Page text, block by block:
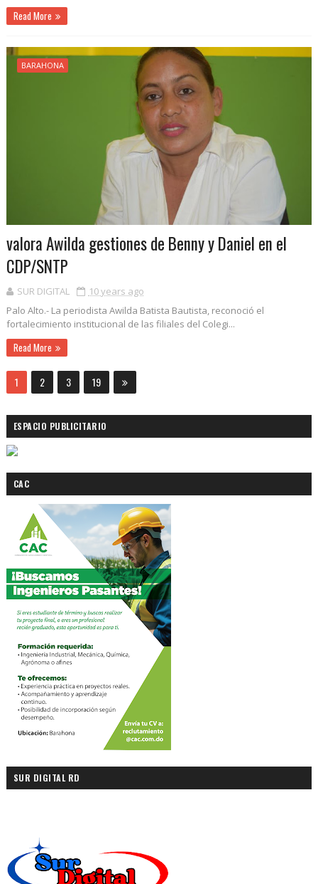
Read More
BARAHONA
valora Awilda gestiones de Benny y Daniel en el
CDP/SNTP
SUR DIGITAL
10 years ago
Palo Alto.- La periodista Awilda Batista Bautista, reconoció el
fortalecimiento institucional de las filiales del Colegi...
Read More
1 2 3 19
ESPACIO PUBLICITARIO
CAC
SUR DIGITAL RD